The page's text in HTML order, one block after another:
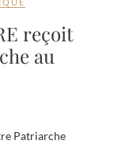
reçoit
au
Patriarche